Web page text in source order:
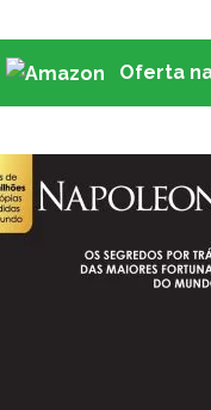
Oferta